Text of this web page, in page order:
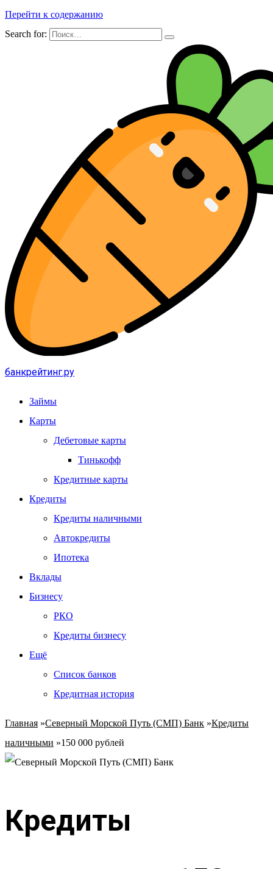
Перейти к содержанию
Search for:
банкрейтинг.ру
Займы
Карты
Дебетовые карты
Тинькофф
Кредитные карты
Кредиты
Кредиты наличными
Автокредиты
Ипотека
Вклады
Бизнесу
РКО
Кредиты бизнесу
Ещё
Список банков
Кредитная история
Главная »Северный Морской Путь (СМП) Банк »Кредиты
наличными »150 000 рублей
Кредиты